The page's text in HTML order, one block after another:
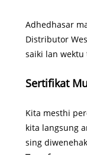
Adhedhasar
Distributor
saiki lan wektu
Sertifikat
Kita mesthi
kita langsung
sing